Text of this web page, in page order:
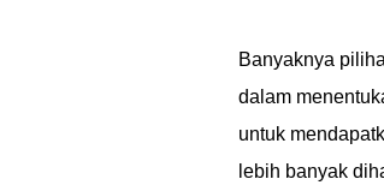
Banyaknya
dalam
untuk
lebih banyak